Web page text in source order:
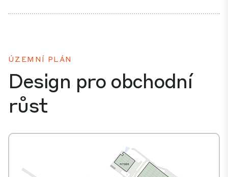
ÚZEMNÍ PLÁN
Design pro obchodní
růst